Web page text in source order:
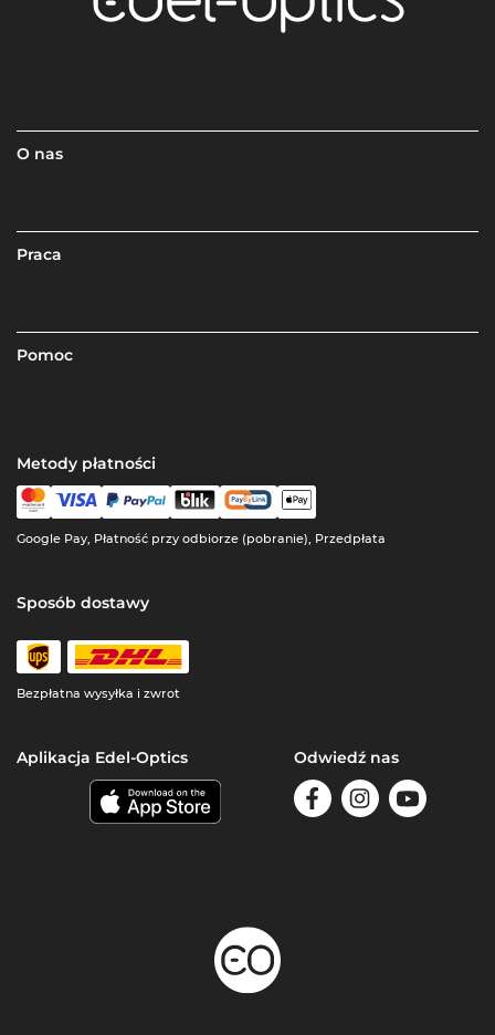
O nas
Praca
Pomoc
Metody płatności
Google Pay, Płatność przy odbiorze (pobranie), Przedpłata
Sposób dostawy
Bezpłatna wysyłka i zwrot
Aplikacja Edel-Optics Odwiedź nas